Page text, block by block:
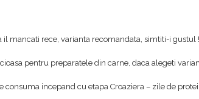
il mancati rece, varianta recomandata, simtiti-i gustul !
pentru preparatele din carne, daca alegeti
consuma incepand cu etapa Croaziera – zile de